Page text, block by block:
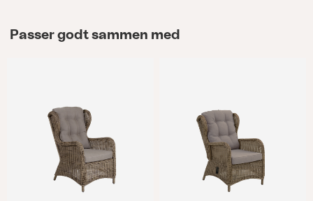
Passer godt sammen med